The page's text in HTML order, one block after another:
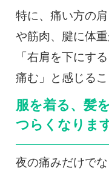
特に、痛い方の
や筋肉、腱に体
「右肩を下にす
痛む」と感じるこ
服を着る、髪
つらくなりま
夜の痛みだけで